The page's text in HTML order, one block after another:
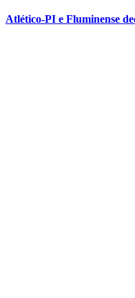
Atlético-PI e Fluminense